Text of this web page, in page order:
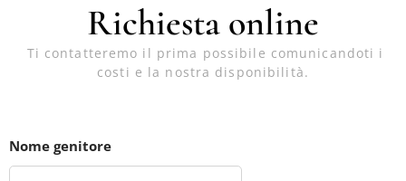
Richiesta online
Ti contatteremo il prima possibile comunicandoti i
costi e la nostra disponibilità.
Nome genitore